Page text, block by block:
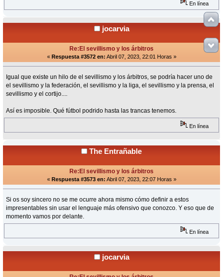
En línea
jocarvia
Re:El sevillismo y los árbitros
« Respuesta #3572 en: Abril 07, 2023, 22:01 Horas »
Igual que existe un hilo de el sevillismo y los árbitros, se podría hacer uno de
el sevillismo y la federación, el sevillismo y la liga, el sevillismo y la prensa, el
sevillismo y el cortijo....
Así es imposible. Qué fútbol podrido hasta las trancas tenemos.
En línea
The Entrañable
Re:El sevillismo y los árbitros
« Respuesta #3573 en: Abril 07, 2023, 22:07 Horas »
Si os soy sincero no se me ocurre ahora mismo cómo definir a estos
impresentables sin usar el lenguaje más ofensivo que conozco. Y eso que de
momento vamos por delante.
En línea
jocarvia